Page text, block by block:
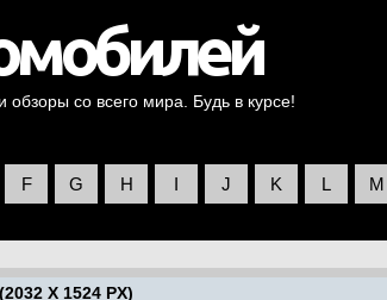
со всего мира. Будь в курсе!
F G H I J K L M
X 1524 PX)